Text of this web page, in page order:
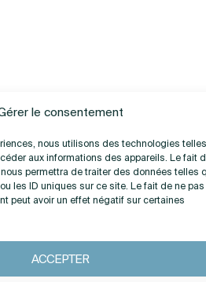
le consentement
nous utilisons des technologies
aux informations des appareils. Le fait
permettra de traiter des données telles
les ID uniques sur ce site. Le fait de ne
peut avoir un effet négatif sur certaines
ACCEPTER